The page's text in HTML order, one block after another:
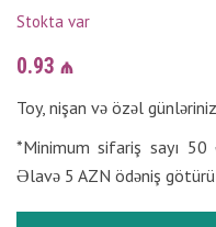
Stokta var
0.93 ₼
Toy, nişan və özəl
*Minimum sifariş sayı
Əlavə 5 AZN ödəniş